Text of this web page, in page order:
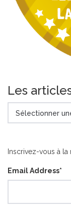
Les
articles
Inscrivez-vous à
Email Address*